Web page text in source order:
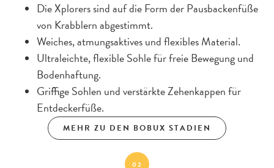
Die Xplorers sind auf die Form der Pausbackenfüße
von Krabblern abgestimmt.
Weiches, atmungsaktives und flexibles Material.
Ultraleichte, flexible Sohle für freie Bewegung und
Bodenhaftung.
Griffige Sohlen und verstärkte Zehenkappen für
Entdeckerfüße.
MEHR ZU DEN BOBUX STADIEN
02